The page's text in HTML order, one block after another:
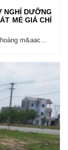
NGHỈ DƯỠNG
MẺ GIÁ CHỈ
m&aac...